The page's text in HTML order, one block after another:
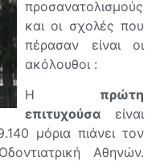
προσανατολισμούς
και οι σχολές που
πέρασαν είναι οι
ακόλουθοι :
Η πρώτη
επιτυχούσα είναι
μόρια πιάνει τον
Αθηνών.